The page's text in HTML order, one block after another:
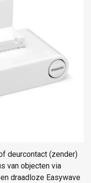
deurcontact (zender)
van objecten via
draadloze Easywave